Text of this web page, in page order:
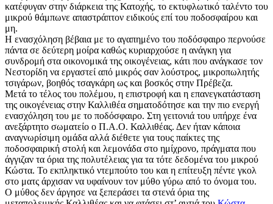
κατέφυγαν στην διάρκεια της Κατοχής, το εκτυφλωτικό ταλέντο του
μικρού θάμπωνε απαστράπτον ειδικούς επί του ποδοσφαίρου και
μη.
Η ενασχόληση βέβαια με το αγαπημένο του ποδόσφαιρο περνούσε
πάντα σε δεύτερη μοίρα καθώς κυριαρχούσε η ανάγκη για
συνδρομή στα οικονομικά της οικογένειας, κάτι που ανάγκασε τον
Νεστορίδη να εργαστεί από μικρός σαν λούστρος, μικροπωλητής
τσιγάρων, βοηθός τσαγκάρη ως και βοσκός στην Πρέβεζα.
Μετά το τέλος του πολέμου, η επιστροφή και η επανεγκατάσταση
της οικογένειας στην Καλλιθέα σηματοδότησε και την πιο ενεργή
ενασχόληση του με το ποδόσφαιρο. Στη γειτονιά του υπήρχε ένα
ανεξάρτητο σωματείο ο Π.Α.Ο. Καλλιθέας. Δεν ήταν κάποια
αναγνωρίσιμη ομάδα αλλά διέθετε για τους παίκτες της
ποδοσφαιρική στολή και λεμονάδα στο ημίχρονο, πράγματα που
άγγιζαν τα όρια της πολυτέλειας για τα τότε δεδομένα του μικρού
Κώστα. Το εκπληκτικό ντεμπούτο του και η επίτευξη πέντε γκολ
στο ματς άρχισαν να υφαίνουν τον μύθο γύρω από το όνομα του.
Ο μύθος δεν άργησε να ξεπεράσει τα στενά όρια της